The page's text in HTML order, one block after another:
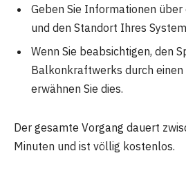
Geben Sie Informationen über
und den Standort Ihres
Wenn Sie beabsichtigen, den
Balkonkraftwerks durch einen
erwähnen Sie dies.
Der gesamte Vorgang dauert
Minuten und ist völlig kostenlos.